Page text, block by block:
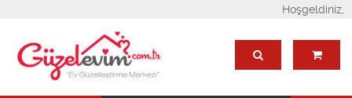
Hoşgeldiniz,